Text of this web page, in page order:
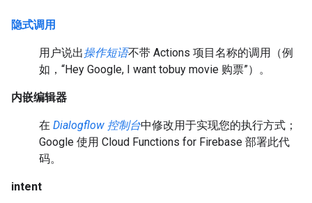
隐式调用
用户说出操作短语不带 Actions 项目名称的调用（例
如，“Hey Google, I want tobuy movie 购票”）。
内嵌编辑器
在 Dialogflow 控制台中修改用于实现您的执行方式；
Google 使用 Cloud Functions for Firebase 部署此代
码。
intent